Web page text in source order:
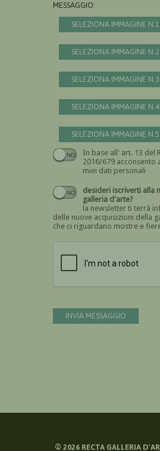
MESSAGGIO:
SELEZIONA IMMAGINE N.1
SELEZIONA IMMAGINE N.2
SELEZIONA IMMAGINE N.3
SELEZIONA IMMAGINE N.4
SELEZIONA IMMAGINE N.5
In base all' art. 13 del
2016/679 acconsento al trattamento
miei dati personali
desideri iscriverti alla
galleria d'arte?
la newsletter ti terrà
delle nuove acquisizioni della
che ci riguardano mostre e
INVIA MESSAGGIO
© 2026RECTA GALLERIA